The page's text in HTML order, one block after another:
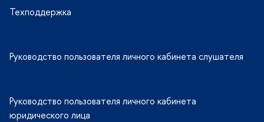
Техподдержка
Руководство пользователя личного кабинета слушателя
Руководство пользователя личного кабинета
юридического лица